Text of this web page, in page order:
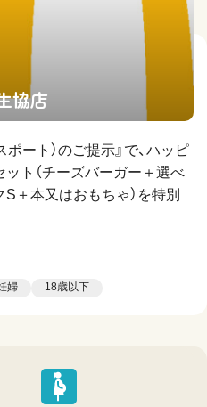
協店
ート）のご提示』で、ハッピ
ト（チーズバーガー＋選べ
＋本又はおもちゃ）を特別
婦 18歳以下